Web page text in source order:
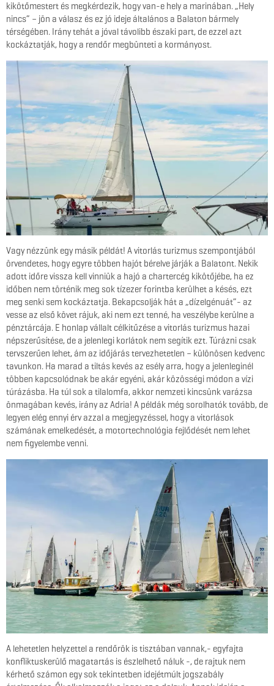
kikötőmestert és megkérdezik, hogy van-e hely a marinában. „Hely
nincs” – jön a válasz és ez jó ideje általános a Balaton bármely
térségében. Irány tehát a jóval távolibb északi part, de ezzel azt
kockáztatják, hogy a rendőr megbünteti a kormányost.
Vagy nézzünk egy másik példát! A vitorlás turizmus szempontjából
örvendetes, hogy egyre többen hajót bérelve járják a Balatont. Nekik
adott időre vissza kell vinniük a hajó a chartercég kikötőjébe, ha ez
időben nem történik meg sok tízezer forintba kerülhet a késés, ezt
meg senki sem kockáztatja. Bekapcsolják hát a „dízelgénuát”- az
vesse az első követ rájuk, aki nem ezt tenné, ha veszélybe kerülne a
pénztárcája. E honlap vállalt célkitűzése a vitorlás turizmus hazai
népszerűsítése, de a jelenlegi korlátok nem segítik ezt. Túrázni csak
tervszerűen lehet, ám az időjárás tervezhetetlen – különösen kedvenc
tavunkon. Ha marad a tiltás kevés az esély arra, hogy a jelenleginél
többen kapcsolódnak be akár egyéni, akár közösségi módon a vízi
túrázásba. Ha túl sok a tilalomfa, akkor nemzeti kincsünk varázsa
önmagában kevés, irány az Adria! A példák még sorolhatók tovább, de
legyen elég ennyi érv azzal a megjegyzéssel, hogy a vitorlások
számának emelkedését, a motortechnológia fejlődését nem lehet
nem figyelembe venni.
A lehetetlen helyzettel a rendőrök is tisztában vannak,- egyfajta
konfliktuskerülő magatartás is észlelhető náluk -, de rajtuk nem
kérhető számon egy sok tekintetben idejétmúlt jogszabály